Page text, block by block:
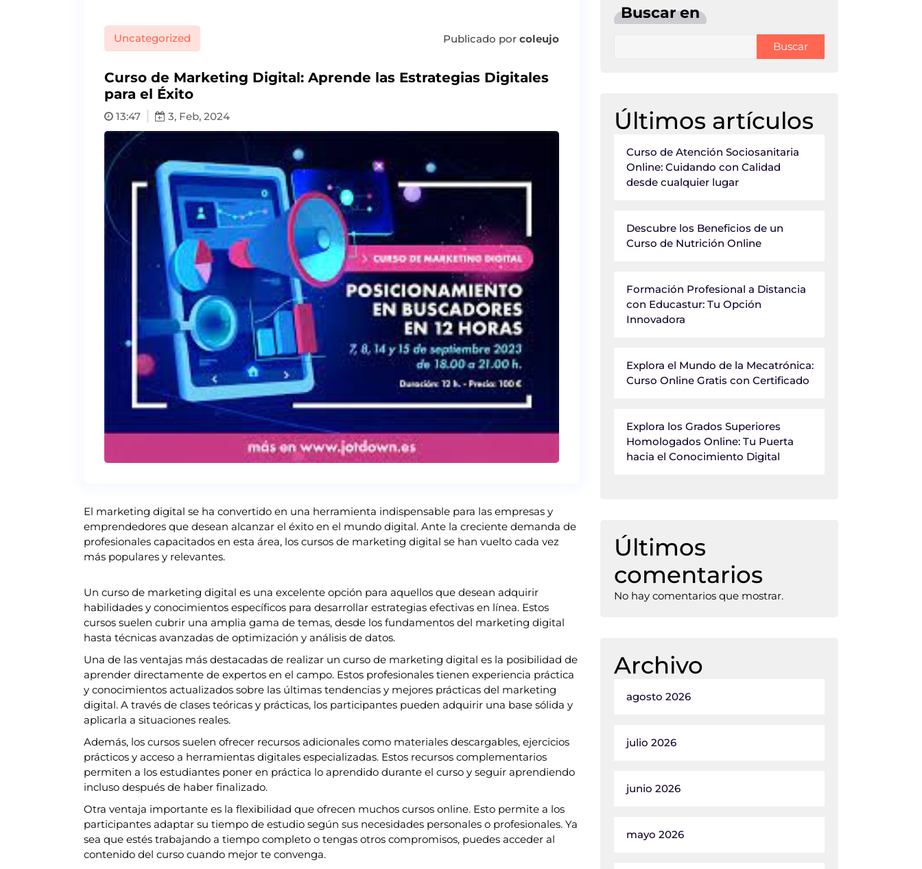
Uncategorized Publicado porcoleujo
Curso de Marketing Digital: Aprende las Estrategias Digitales
para el Éxito
13:47 3, Feb, 2024
El marketing digital se ha convertido en una herramienta indispensable para las empresas y
emprendedores que desean alcanzar el éxito en el mundo digital. Ante la creciente demanda de
profesionales capacitados en esta área, los cursos de marketing digital se han vuelto cada vez
más populares y relevantes.
Un curso de marketing digital es una excelente opción para aquellos que desean adquirir
habilidades y conocimientos específicos para desarrollar estrategias efectivas en línea. Estos
cursos suelen cubrir una amplia gama de temas, desde los fundamentos del marketing digital
hasta técnicas avanzadas de optimización y análisis de datos.
Una de las ventajas más destacadas de realizar un curso de marketing digital es la posibilidad de
aprender directamente de expertos en el campo. Estos profesionales tienen experiencia práctica
y conocimientos actualizados sobre las últimas tendencias y mejores prácticas del marketing
digital. A través de clases teóricas y prácticas, los participantes pueden adquirir una base sólida y
aplicarla a situaciones reales.
Además, los cursos suelen ofrecer recursos adicionales como materiales descargables, ejercicios
prácticos y acceso a herramientas digitales especializadas. Estos recursos complementarios
permiten a los estudiantes poner en práctica lo aprendido durante el curso y seguir aprendiendo
incluso después de haber finalizado.
Otra ventaja importante es la flexibilidad que ofrecen muchos cursos online. Esto permite a los
participantes adaptar su tiempo de estudio según sus necesidades personales o profesionales. Ya
sea que estés trabajando a tiempo completo o tengas otros compromisos, puedes acceder al
contenido del curso cuando mejor te convenga.
Buscar en
Buscar
Últimos artículos
Curso de Atención Sociosanitaria
Online: Cuidando con Calidad
desde cualquier lugar
Descubre los Beneficios de un
Curso de Nutrición Online
Formación Profesional a Distancia
con Educastur: Tu Opción
Innovadora
Explora el Mundo de la Mecatrónica:
Curso Online Gratis con Certificado
Explora los Grados Superiores
Homologados Online: Tu Puerta
hacia el Conocimiento Digital
Últimos
comentarios
No hay comentarios que mostrar.
Archivo
agosto 2026
julio 2026
junio 2026
mayo 2026